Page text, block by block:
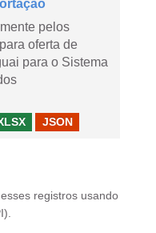
pelos
oferta de
para o Sistema
JSON
registros usando
).